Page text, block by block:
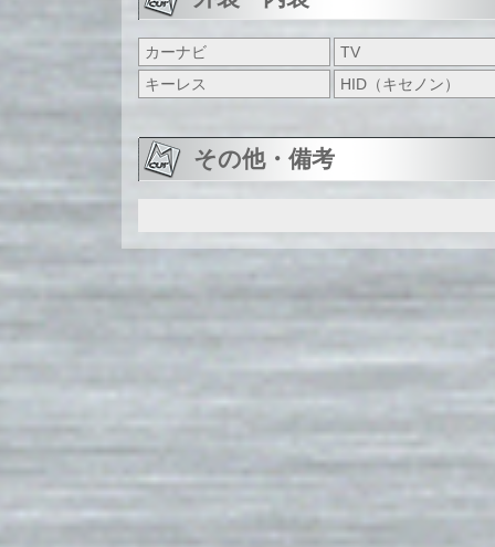
カーナビ
TV
キーレス
HID（キセノン）
その他・備考